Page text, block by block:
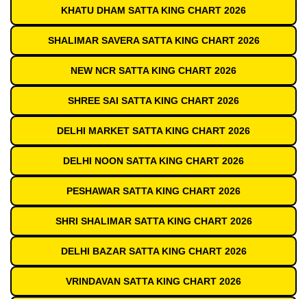
KHATU DHAM SATTA KING CHART 2026
SHALIMAR SAVERA SATTA KING CHART 2026
NEW NCR SATTA KING CHART 2026
SHREE SAI SATTA KING CHART 2026
DELHI MARKET SATTA KING CHART 2026
DELHI NOON SATTA KING CHART 2026
PESHAWAR SATTA KING CHART 2026
SHRI SHALIMAR SATTA KING CHART 2026
DELHI BAZAR SATTA KING CHART 2026
VRINDAVAN SATTA KING CHART 2026